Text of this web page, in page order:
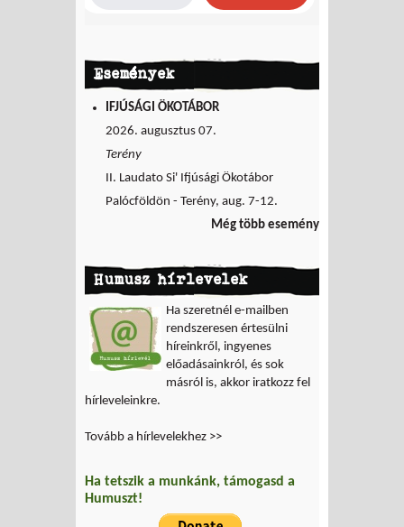
Események
IFJÚSÁGI ÖKOTÁBOR
2026. augusztus 07.
Terény
II. Laudato Si' Ifjúsági Ökotábor
Palócföldön - Terény, aug. 7-12.
Még több esemény
Humusz hírlevelek
Ha szeretnél e-mailben
rendszeresen értesülni
híreinkről, ingyenes
előadásainkról, és sok
másról is, akkor iratkozz fel
hírleveleinkre.
Tovább a hírlevelekhez >>
Ha tetszik a munkánk, támogasd a
Humuszt!